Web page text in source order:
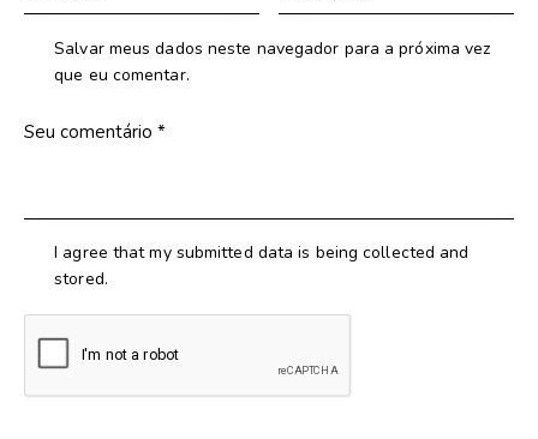
Salvar meus dados neste navegador para a próxima vez
que eu comentar.
I agree that my submitted data is being collected and
stored.